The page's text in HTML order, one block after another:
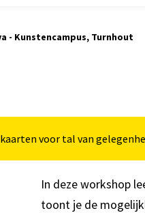
- Kunstencampus, Turnhout
voor tal van
In deze workshop
toont je de